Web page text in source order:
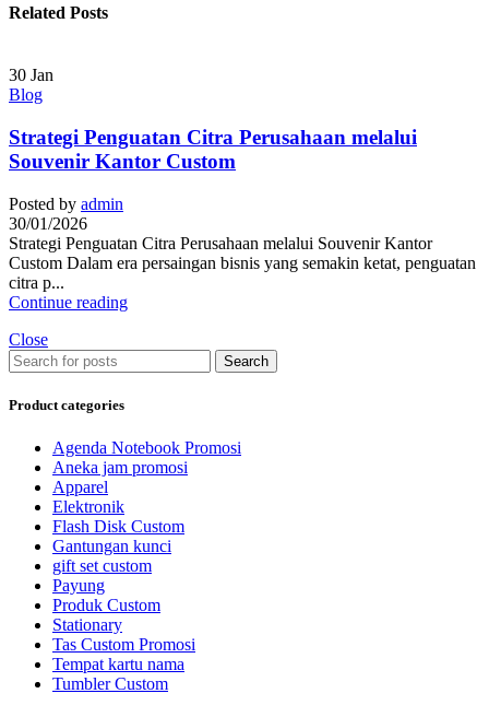
Related Posts
30 Jan
Blog
Strategi Penguatan Citra Perusahaan melalui
Souvenir Kantor Custom
Posted by admin
30/01/2026
Strategi Penguatan Citra Perusahaan melalui Souvenir Kantor
Custom Dalam era persaingan bisnis yang semakin ketat, penguatan
citra p...
Continue reading
Close
Search
Product categories
Agenda Notebook Promosi
Aneka jam promosi
Apparel
Elektronik
Flash Disk Custom
Gantungan kunci
gift set custom
Payung
Produk Custom
Stationary
Tas Custom Promosi
Tempat kartu nama
Tumbler Custom